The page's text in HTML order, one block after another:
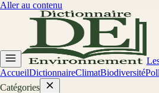
Aller au contenu
AccueilDictionnaireClimatBiodiversité
Catégories